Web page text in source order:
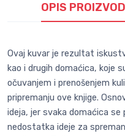
OPIS
Ovaj kuvar je rezultat
kao i drugih domaćica, koje
očuvanjem i prenošenjem
pripremanju ove knjige.
ideja, jer svaka domaćica se
nedostatka ideje za